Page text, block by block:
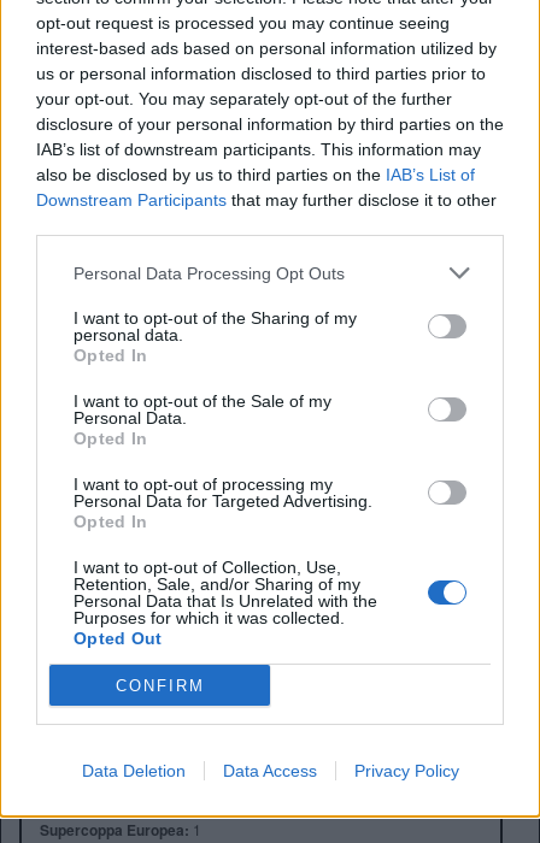
opt-out request is processed you may continue seeing
interest-based ads based on personal information utilized by
us or personal information disclosed to third parties prior to
your opt-out. You may separately opt-out of the further
disclosure of your personal information by third parties on the
IAB’s list of downstream participants. This information may
also be disclosed by us to third parties on the IAB’s List of
Downstream Participants that may further disclose it to other
Personal Data Processing Opt Outs
I want to opt-out of the Sharing of my
personal data.
Opted In
I want to opt-out of the Sale of my
Personal Data.
Opted In
I want to opt-out of processing my
Personal Data for Targeted Advertising.
Opted In
I want to opt-out of Collection, Use,
Retention, Sale, and/or Sharing of my
Personal Data that Is Unrelated with the
Purposes for which it was collected.
Opted Out
CONFIRM
Data Deletion Data Access Privacy Policy
saudita è la casa diCristiano Ronado, ex compagno
proprio di Maguire. Sarebbe una reunion decisamente
inaspettata. L’affare non è ancora in via di definizione,
visto che negli ultimi mesi Maguire ha palesato la volontà
di restare ad Old Trafford. Ha rifiutato alcune offerte come
quelladel West Ham . Il centrale accetterà la proposta
dell’Al-Nassr? O vorrà ancora giocarsi le sue carte a
Manchester?
Anno di Fondazione:
Città:Manchester
Presidente:Avram Glazer e Joel Glazer
Manager:Ruben Amorim
ALBO D'ORO
Premier League:20
FA Cup:13
FA Community Shield: 21
Supercoppa Europea: 1